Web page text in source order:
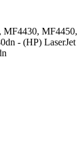
MF4430, MF4450,
- (HP) LaserJet